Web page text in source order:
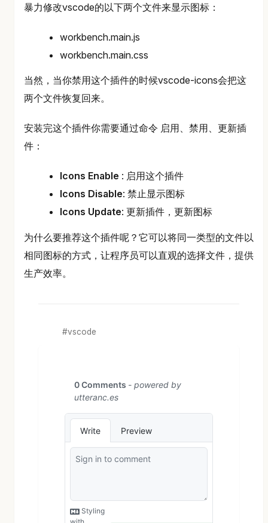
暴力修改vscode的以下两个文件来显示图标：
workbench.main.js
workbench.main.css
当然，当你禁用这个插件的时候vscode-icons会把这
两个文件恢复回来。
安装完这个插件你需要通过命令 启用、禁用、更新插
件：
Icons Enable : 启用这个插件
Icons Disable: 禁止显示图标
Icons Update: 更新插件，更新图标
为什么要推荐这个插件呢？它可以将同一类型的文件以
相同图标的方式，让程序员可以直观的选择文件，提供
生产效率。
vscode